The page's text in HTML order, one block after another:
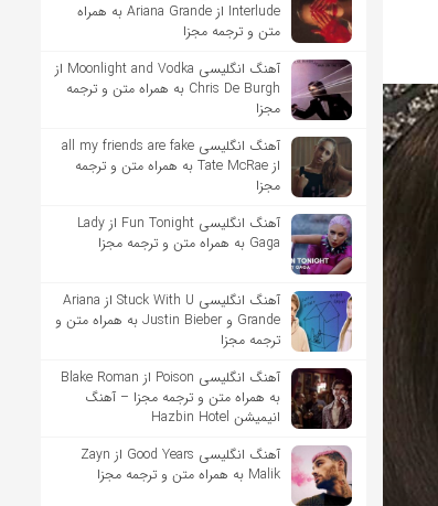
Interlude از Ariana Grande به همراه
متن و ترجمه مجزا
آهنگ انگلیسی Moonlight and Vodka از
Chris De Burgh به همراه متن و ترجمه
مجزا
آهنگ انگلیسی all my friends are fake
از Tate McRae به همراه متن و ترجمه
مجزا
آهنگ انگلیسی Fun Tonight از Lady
Gaga به همراه متن و ترجمه مجزا
آهنگ انگلیسی Stuck With U از Ariana
Grande و Justin Bieber به همراه متن و
ترجمه مجزا
آهنگ انگلیسی Poison از Blake Roman
به همراه متن و ترجمه مجزا – آهنگ
انیمیشن Hazbin Hotel
آهنگ انگلیسی Good Years از Zayn
Malik به همراه متن و ترجمه مجزا